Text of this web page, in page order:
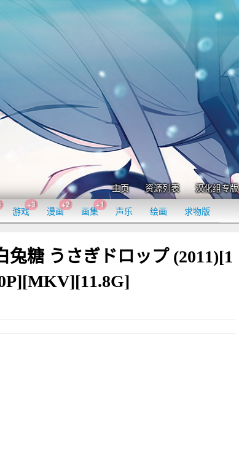
主页 资源列表 汉化组专版
游戏
+3
漫画
+2
画集
+1
声乐 绘画 求物版
糖 うさぎドロップ (2011)[1